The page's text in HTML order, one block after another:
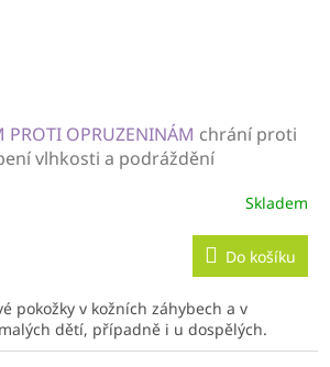
PROTI OPRUZENINÁM chrání proti
vlhkosti a podráždění
Skladem
Do košíku
pokožky v kožních záhybech a v
dětí, případně i u dospělých.